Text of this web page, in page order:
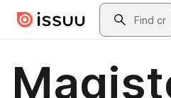
Skip to main contentSearch